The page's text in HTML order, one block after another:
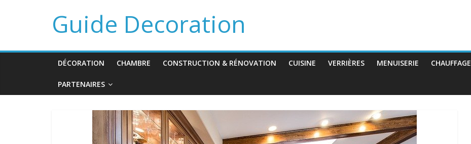
Guide Decoration
DÉCORATION CHAMBRE CONSTRUCTION & RÉNOVATION CUISINE VERRIÈRES MENUISERIE CHAUFFAGE
PARTENAIRES